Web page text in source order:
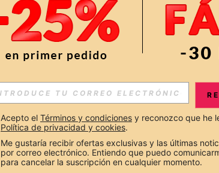
Acepto el Términos y condiciones y reconozco que he
Política de privacidad y cookies.
Me gustaría recibir ofertas exclusivas y las últimas
por correo electrónico. Entiendo que puedo
para cancelar la suscripción en cualquier momento.